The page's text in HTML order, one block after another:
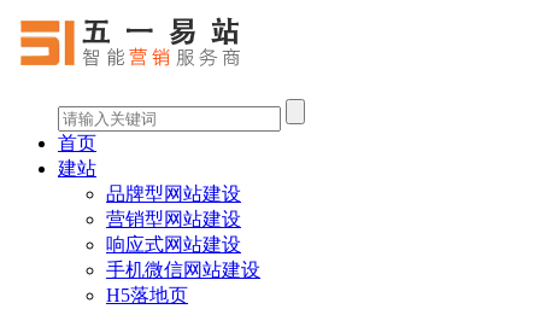
首页
建站
品牌型网站建设
营销型网站建设
响应式网站建设
手机微信网站建设
H5落地页